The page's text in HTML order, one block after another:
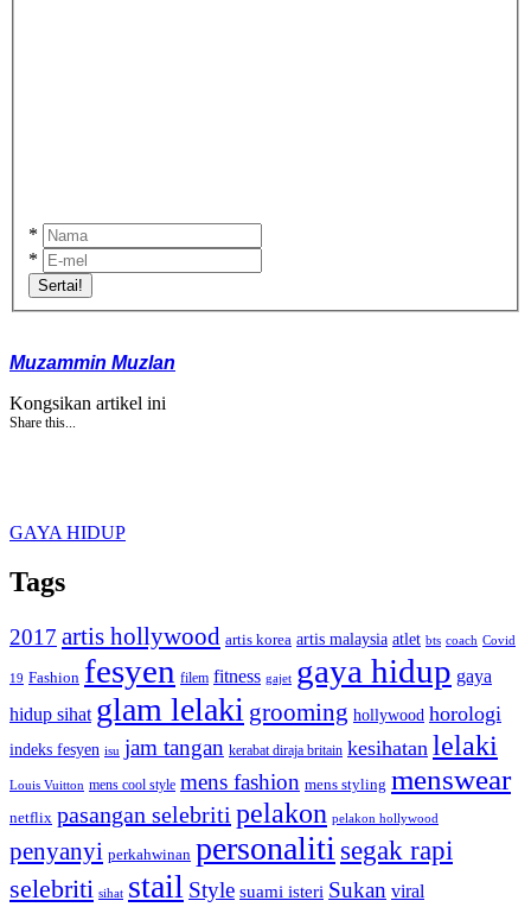
*
*
Sertai!
Muzammin Muzlan
Kongsikan artikel ini
Share this...
GAYA HIDUP
Tags
2017 artis hollywood artis korea artis malaysia atlet bts coach Covid
19 Fashion fesyen filem fitness gajet gaya hidup gaya
hidup sihat glam lelaki grooming hollywood horologi
indeks fesyen isu jam tangan kerabat diraja britain kesihatan lelaki
Louis Vuitton mens cool style mens fashion mens styling menswear
netflix pasangan selebriti pelakon pelakon hollywood
penyanyi perkahwinan personalitisegak rapi
selebriti sihat stail Style suami isteri Sukan viral